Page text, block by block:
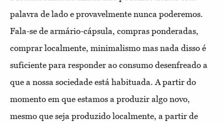
palavra de lado e provavelmente nunca poderemos.
Fala-se de armário-cápsula, compras ponderadas,
comprar localmente, minimalismo mas nada disso é
suficiente para responder ao consumo desenfreado a
que a nossa sociedade está habituada. A partir do
momento em que estamos a produzir algo novo,
mesmo que seja produzido localmente, a partir de